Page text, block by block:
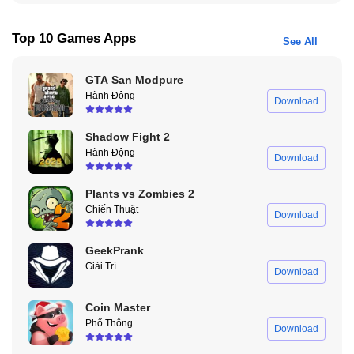
Top 10 Games Apps See All
GTA San Modpure
Hành Động Download
Shadow Fight 2
Hành Động Download
Plants vs Zombies 2
Chiến Thuật Download
GeekPrank
Giải Trí Download
Coin Master
Phổ Thông Download